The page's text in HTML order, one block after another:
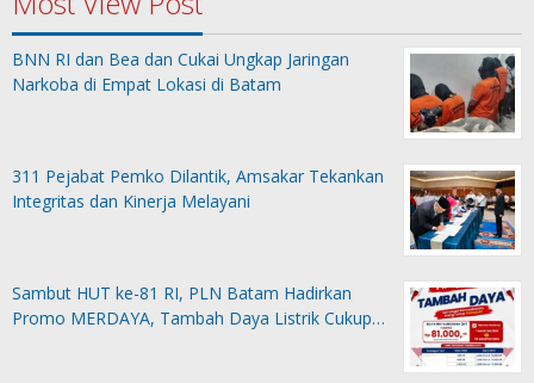
BNN RI dan Bea dan Cukai Ungkap Jaringan
Narkoba di Empat Lokasi di Batam
311 Pejabat Pemko Dilantik, Amsakar Tekankan
Integritas dan Kinerja Melayani
Sambut HUT ke-81 RI, PLN Batam Hadirkan
Promo MERDAYA, Tambah Daya Listrik Cukup…